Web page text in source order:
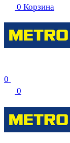
0 Корзина
0
0